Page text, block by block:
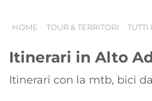
HOME TOUR & TERRITORI TUTTI
Itinerari in Alto
Itinerari con la mtb, bici